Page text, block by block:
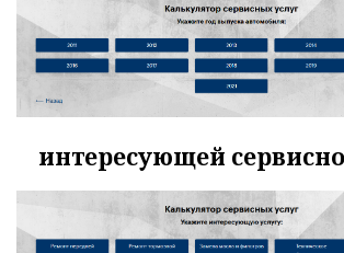
интересующей